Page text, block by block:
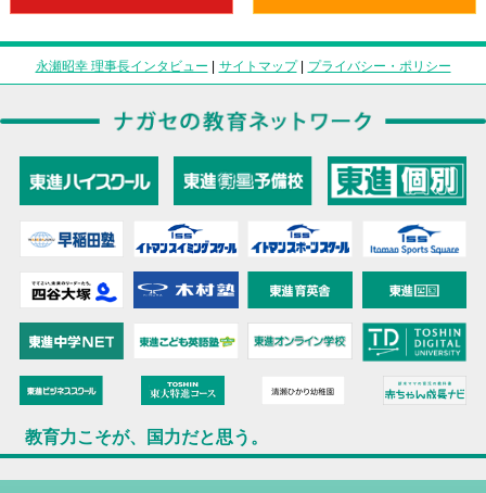
永瀬昭幸 理事長インタビュー | サイトマップ| プライバシー・ポリシー
教育力こそが、国力だと思う。